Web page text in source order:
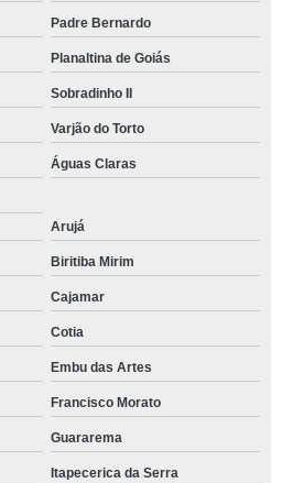
Piraquara
bancada Contagem
Betim
Varginha
Contagem
Padre Bernardo
Planaltina de Goiás
Sobradinho II
Varjão do Torto
Águas Claras
Arujá
Biritiba Mirim
Cajamar
Cotia
Embu das Artes
Francisco Morato
Guararema
Itapecerica da Serra